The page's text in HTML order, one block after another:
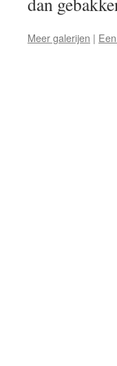
Meer galerijen |